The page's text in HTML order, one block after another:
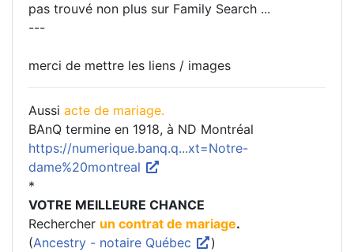
pas trouvé non plus sur Family Search ...
---
merci de mettre les liens / images
Aussi acte de mariage.
BAnQ termine en 1918, à ND Montréal
https://numerique.banq.q...xt=Notre-
dame%20montreal
*
VOTRE MEILLEURE CHANCE
Rechercher un contrat de mariage.
(Ancestry - notaire Québec
)